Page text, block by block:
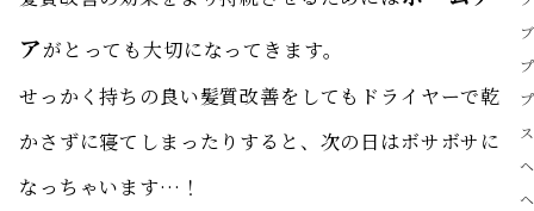
アがとっても大切になってきます。
せっかく持ちの良い髪質改善をしてもドライヤーで乾
かさずに寝てしまったりすると、次の日はボサボサに
なっちゃいます…！